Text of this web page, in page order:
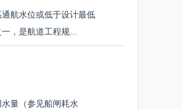
航水位或低于设计最低
，是航道工程规...
量（参见船闸耗水